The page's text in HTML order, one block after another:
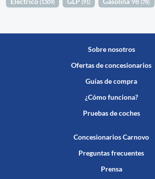
(1309) (91) (78)
Sobre nosotros
Ofertas de concesionarios
Guías de compra
¿Cómo funciona?
Pruebas de coches
Concesionarios Carnovo
Preguntas frecuentes
Prensa